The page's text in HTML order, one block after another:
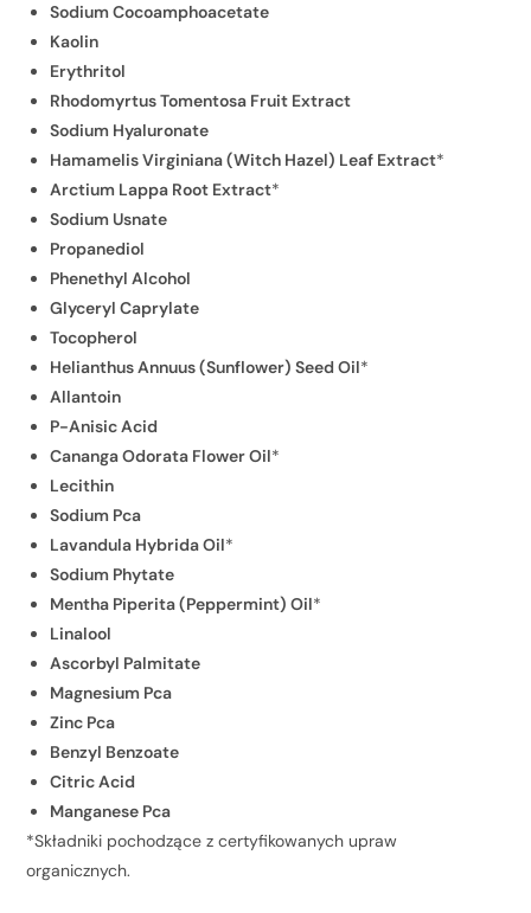
Sodium Cocoamphoacetate
Kaolin
Erythritol
Rhodomyrtus Tomentosa Fruit Extract
Sodium Hyaluronate
Hamamelis Virginiana (Witch Hazel) Leaf Extract*
Arctium Lappa Root Extract*
Sodium Usnate
Propanediol
Phenethyl Alcohol
Glyceryl Caprylate
Tocopherol
Helianthus Annuus (Sunflower) Seed Oil*
Allantoin
P-Anisic Acid
Cananga Odorata Flower Oil*
Lecithin
Sodium Pca
Lavandula Hybrida Oil*
Sodium Phytate
Mentha Piperita (Peppermint) Oil*
Linalool
Ascorbyl Palmitate
Magnesium Pca
Zinc Pca
Benzyl Benzoate
Citric Acid
Manganese Pca
*Składniki pochodzące z certyfikowanych upraw
organicznych.